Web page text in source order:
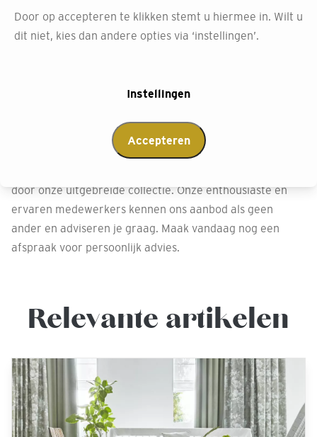
thuis op je gemak de kleur en stof kiest die perfect
aansluit bij jouw interieur.
Persoonlijk advies bij
door onze uitgebreide collectie. Onze enthousiaste en
ervaren medewerkers kennen ons aanbod als geen
ander en adviseren je graag. Maak vandaag nog een
afspraak voor persoonlijk advies.
Relevante artikelen
Door op accepteren te klikken stemt u hiermee in. Wilt u
dit niet, kies dan andere opties via ‘instellingen’.
Instellingen
Accepteren